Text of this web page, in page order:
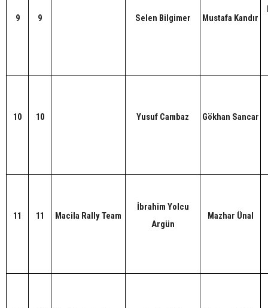
9 9 Selen Bilgimer Mustafa Kandır
10 10 Yusuf Cambaz Gökhan Sancar
11 11 Macila Rally Team
İbrahim Yolcu
Argün
Mazhar Ünal